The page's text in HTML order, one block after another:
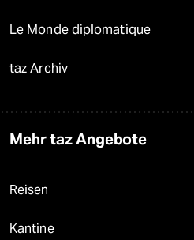
Le Monde diplomatique
taz Archiv
Mehr taz Angebote
Reisen
Kantine